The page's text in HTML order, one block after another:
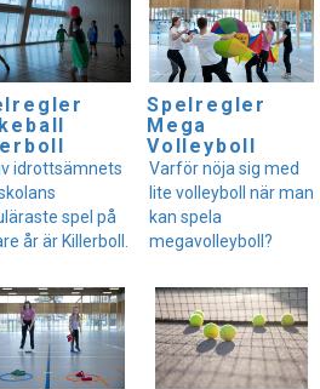
idrottsämnets
spel på
år är Killerboll.
Spelregler
Mega
Volleyboll
Varför nöja sig med
lite volleyboll när man
kan spela
megavolleyboll?